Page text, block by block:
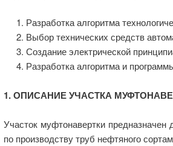
Разработка алгоритма
Выбор технических средств
Создание электрической
Разработка алгоритма и
1. ОПИСАНИЕ УЧАСТКА
Участок муфтонавертки
по производству труб нефтяного